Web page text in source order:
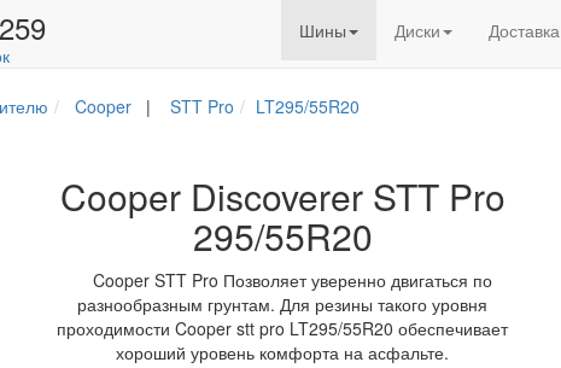
Шины Диски Доставка
Cooper| STT Pro LT295/55R20
Cooper Discoverer STT Pro
295/55R20
Cooper STT Pro Позволяет уверенно двигаться по
разнообразным грунтам. Для резины такого уровня
проходимости Cooper stt pro LT295/55R20 обеспечивает
хороший уровень комфорта на асфальте.